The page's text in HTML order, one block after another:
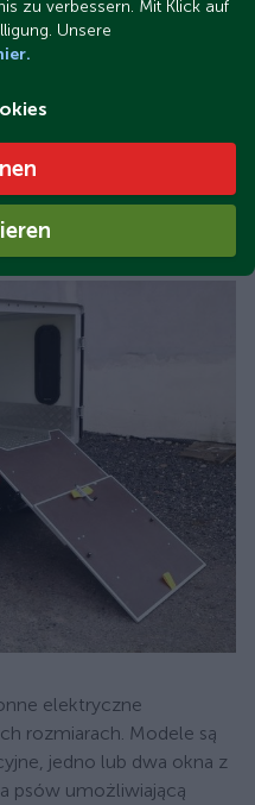
dla psów
elektryczne
rozmiarach. Modele są
jedno lub dwa okna z
psów umożliwiającą
zu verbessern. Mit Klick auf
Unsere